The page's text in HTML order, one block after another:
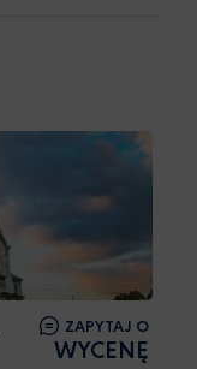
ZAPYTAJ O
WYCENĘ